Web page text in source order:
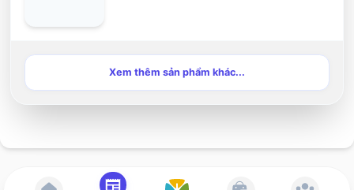
Xem thêm sản phẩm khác...